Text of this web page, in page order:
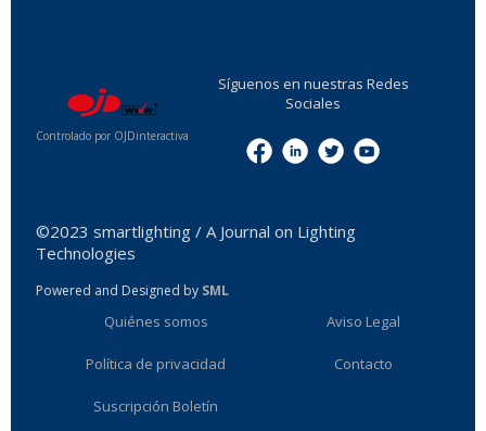
Controlado por OJDinteractiva
Síguenos en nuestras Redes
Sociales
©2023 smartlighting / A Journal on Lighting
Technologies
Powered and Designed by SML
Quiénes somos Aviso Legal
Política de privacidad Contacto
Suscripción Boletín